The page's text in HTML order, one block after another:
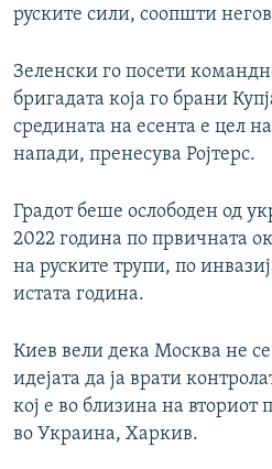
руските сили, соопшти
Зеленски го посети
бригадата која го брани
средината на есента е цел
напади, пренесува Ројтерс.
Градот беше ослободен од
2022 година по првичната
на руските трупи, по
истата година.
Киев вели дека Москва не
идејата да ја врати
кој е во близина на вториот
во Украина, Харкив.